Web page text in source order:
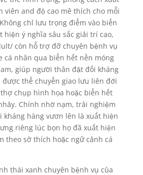
viên and độ cao mê thích cho mỗi
chỉ lưu trọng điểm vào biển
hiện ý nghĩa sâu sắc giải trí cao,
còn hỗ trợ đỡ chuyên bệnh vụ
cá nhân qua biển hết nền móng
giúp người thân đặt đối kháng
được thể chuyển giao lưu liên đới
chụp hình họa hoặc biển hết
Chính nhờ nạm, trải nghiệm
kháng hàng vươn lên là xuất hiện
riêng lúc bọn họ đã xuất hiện
theo sở thích hoặc ngữ cảnh cá
thái xanh chuyên bệnh vụ của